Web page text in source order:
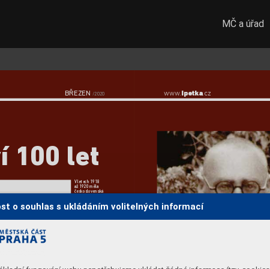
o souhlas s ukládáním volitelných informací
100 let
BŘEZEN /2020
V letech 1918
až 1920 měla
československá
www. ipetka.cz
MČ a úřad